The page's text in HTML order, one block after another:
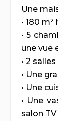
Une
• 180
• 5
une vue
• 2
• Une
• Une
• Une
salon